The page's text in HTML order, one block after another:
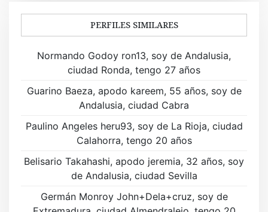
a
c
ó
d
e
PERFILES SIMILARES
Normando Godoy ron13, soy de Andalusia,
ciudad Ronda, tengo 27 años
Guarino Baeza, apodo kareem, 55 años, soy de
Andalusia, ciudad Cabra
Paulino Angeles heru93, soy de La Rioja, ciudad
Calahorra, tengo 20 años
Belisario Takahashi, apodo jeremia, 32 años, soy
de Andalusia, ciudad Sevilla
Germán Monroy John+Dela+cruz, soy de